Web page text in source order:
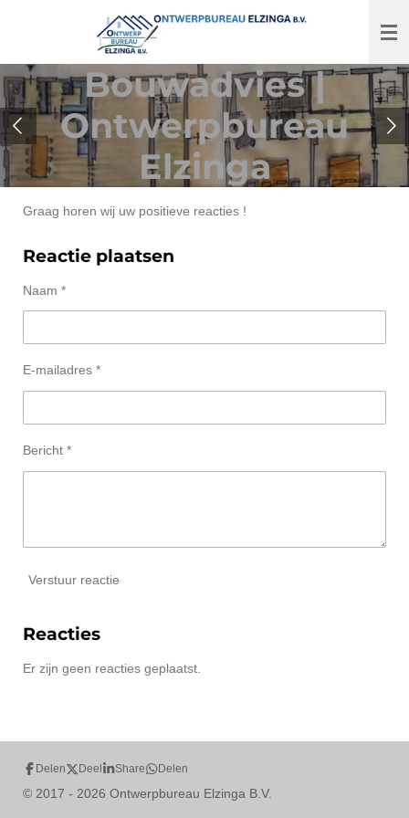
de
hoofdinhoudBouwadvies |
Ontwerpbureau
Elzinga
Graag horen wij uw positieve reacties !
Reactie plaatsen
Naam *
E-mailadres *
Bericht *
Verstuur reactie
Reacties
Er zijn geen reacties geplaatst.
Delen Deel Share Delen
© 2017 - 2026 Ontwerpbureau Elzinga B.V.